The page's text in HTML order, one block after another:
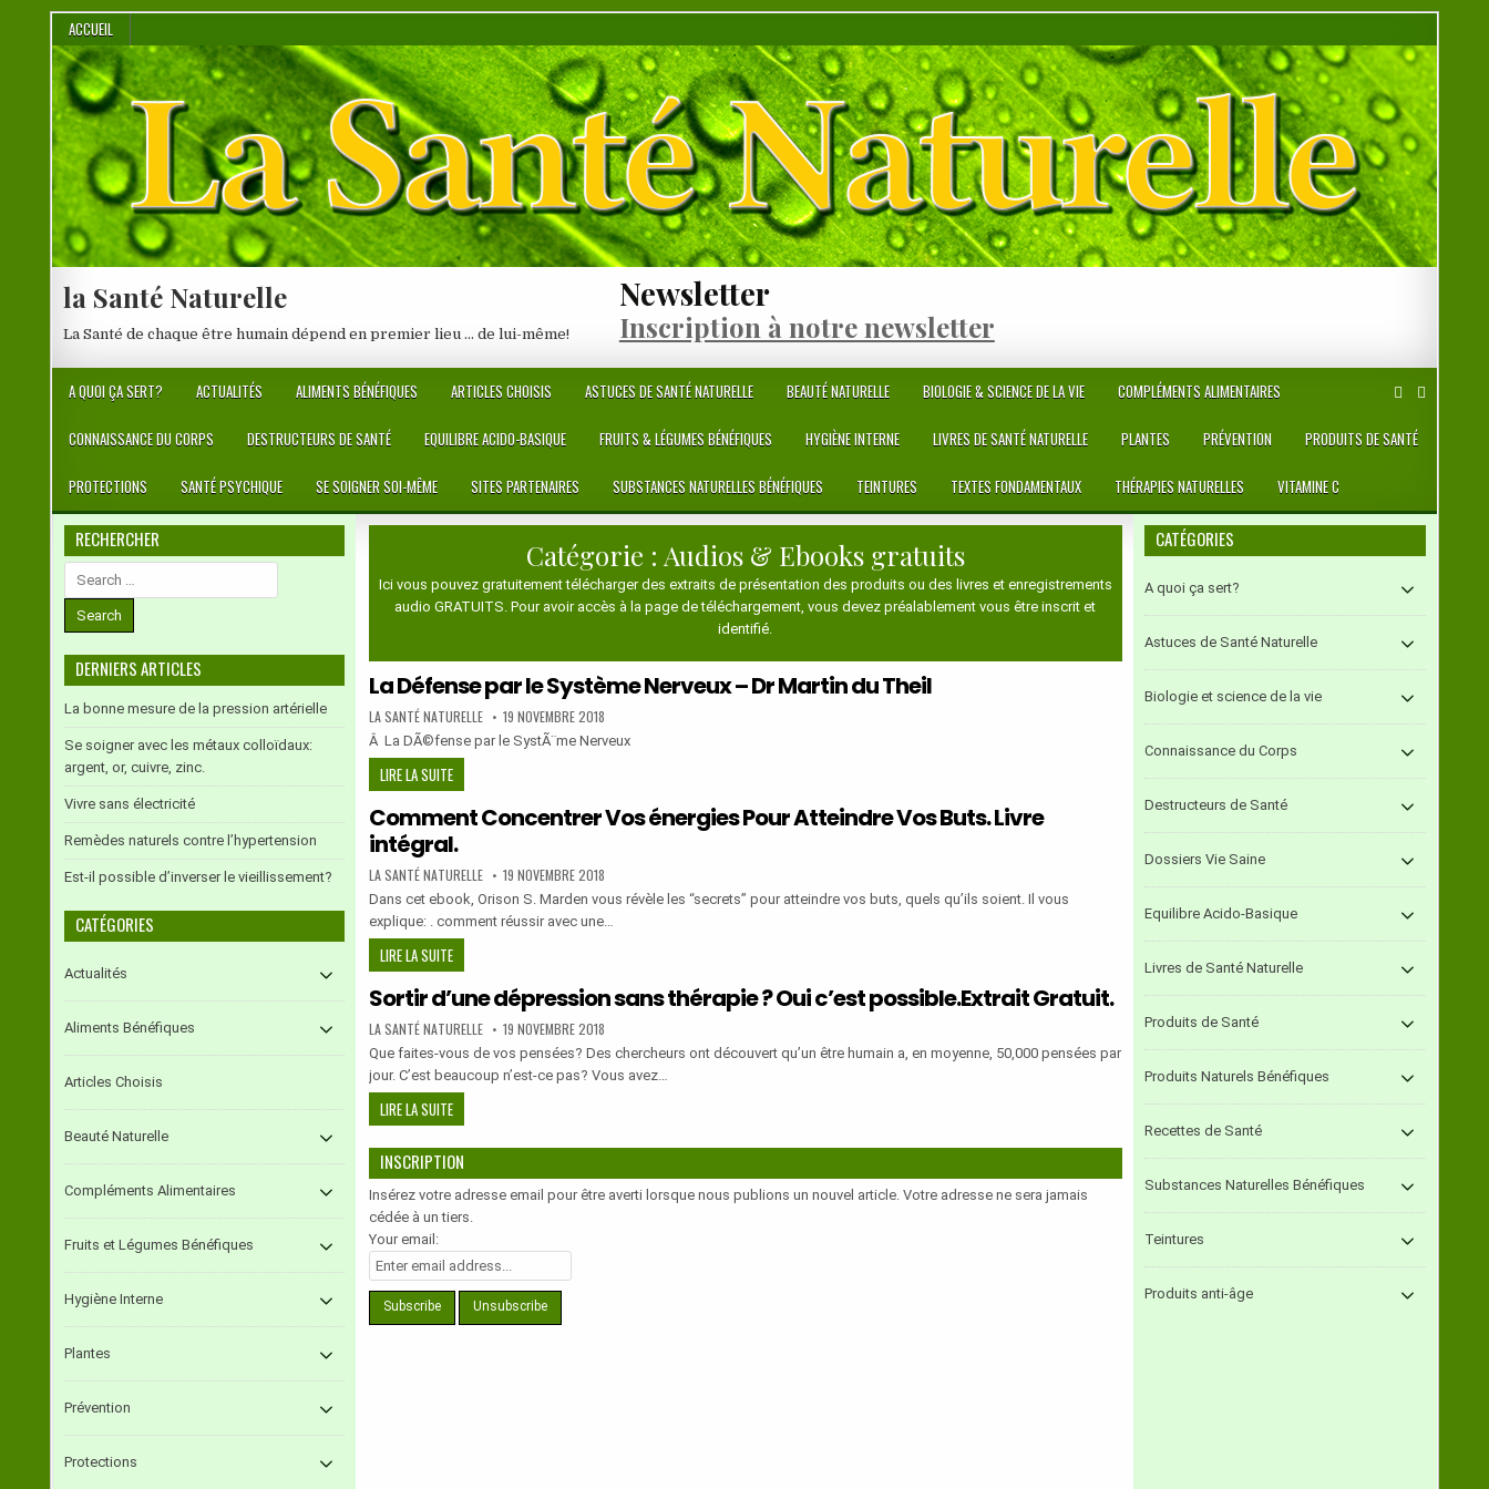
ACCUEIL
la Santé Naturelle
La Santé de chaque être humain dépend en premier lieu … de lui-même!
Newsletter
Inscription à notre newsletter
A QUOI ÇA SERT? ACTUALITÉS ALIMENTS BÉNÉFIQUES ARTICLES CHOISIS ASTUCES DE SANTÉ NATURELLE BEAUTÉ NATURELLE BIOLOGIE & SCIENCE DE LA VIE COMPLÉMENTS ALIMENTAIRES
CONNAISSANCE DU CORPS DESTRUCTEURS DE SANTÉ EQUILIBRE ACIDO-BASIQUE FRUITS & LÉGUMES BÉNÉFIQUES HYGIÈNE INTERNE LIVRES DE SANTÉ NATURELLE PLANTES PRÉVENTION PRODUITS DE SANTÉ
PROTECTIONS SANTÉ PSYCHIQUE SE SOIGNER SOI-MÊME SITES PARTENAIRES SUBSTANCES NATURELLES BÉNÉFIQUES TEINTURES TEXTES FONDAMENTAUX THÉRAPIES NATURELLES VITAMINE C
Catégorie : Audios & Ebooks gratuits
Ici vous pouvez gratuitement télécharger des extraits de présentation des produits ou des livres et enregistrements
audio GRATUITS. Pour avoir accès à la page de téléchargement, vous devez préalablement vous être inscrit et
identifié.
La Défense par le Système Nerveux – Dr Martin du Theil
AUTHOR:
LA SANTÉ NATURELLE PUBLISHED
DATE:
19 NOVEMBRE 2018
Â La DÃ©fense par le SystÃ¨me Nerveux
LIRE LA SUITELA
DÉFENSE
PAR
LE
NERVEUX
–
DR
MARTIN
DU
THEIL
Comment Concentrer Vos énergies Pour Atteindre Vos Buts. Livre
intégral.
AUTHOR:
LA SANTÉ NATURELLE PUBLISHED
DATE:
19 NOVEMBRE 2018
Dans cet ebook, Orison S. Marden vous révèle les “secrets” pour atteindre vos buts, quels qu’ils soient. Il vous
explique: . comment réussir avec une…
LIRE LA SUITECOMMENT
CONCENTRER
VOS
ÉNERGIES
POUR
ATTEINDRE
VOS
BUTS.
LIVRE
INTÉGRAL.
Sortir d’une dépression sans thérapie ? Oui c’est possible.Extrait Gratuit.
AUTHOR:
LA SANTÉ NATURELLE PUBLISHED
DATE:
19 NOVEMBRE 2018
Que faites-vous de vos pensées? Des chercheurs ont découvert qu’un être humain a, en moyenne, 50,000 pensées par
jour. C’est beaucoup n’est-ce pas? Vous avez…
LIRE LA SUITESORTIR
D’UNE
DÉPRESSION
SANS
THÉRAPIE
?
C’EST
POSSIBLE.EXTRAIT
GRATUIT.
INSCRIPTION
Insérez votre adresse email pour être averti lorsque nous publions un nouvel article. Votre adresse ne sera jamais
cédée à un tiers.
Your email:
RECHERCHER
Search
for:
DERNIERS ARTICLES
La bonne mesure de la pression artérielle
Se soigner avec les métaux colloïdaux:
argent, or, cuivre, zinc.
Vivre sans électricité
Remèdes naturels contre l’hypertension
Est-il possible d’inverser le vieillissement?
CATÉGORIES
Actualités
Aliments Bénéfiques
Articles Choisis
Beauté Naturelle
Compléments Alimentaires
Fruits et Légumes Bénéfiques
Hygiène Interne
Plantes
Prévention
Protections
CATÉGORIES
A quoi ça sert?
Astuces de Santé Naturelle
Biologie et science de la vie
Connaissance du Corps
Destructeurs de Santé
Dossiers Vie Saine
Equilibre Acido-Basique
Livres de Santé Naturelle
Produits de Santé
Produits Naturels Bénéfiques
Recettes de Santé
Substances Naturelles Bénéfiques
Teintures
Produits anti-âge